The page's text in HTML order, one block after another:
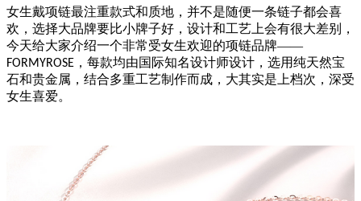
女生戴项链最注重款式和质地，并不是随便一条链子都会喜
欢，选择大品牌要比小牌子好，设计和工艺上会有很大差别，
今天给大家介绍一个非常受女生欢迎的项链品牌——
FORMYROSE ，每款均由国际知名设计师设计，选用纯天然宝
石和贵金属，结合多重工艺制作而成，大其实是上档次，深受
女生喜爱。